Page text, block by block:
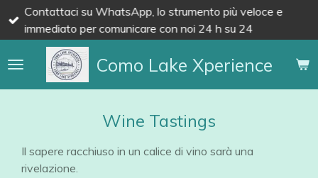
Vai
contenuto
principale
Como Lake Xperience
Contattaci su WhatsApp, lo strumento più veloce e
immediato per comunicare con noi 24 h su 24
Wine Tastings
Il sapere racchiuso in un calice di vino sarà una
rivelazione.